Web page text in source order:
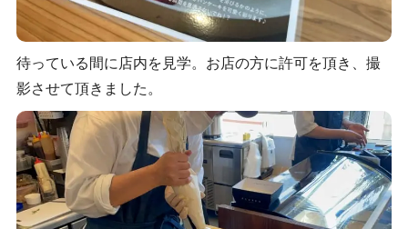
待っている間に店内を見学。お店の方に許可を頂き、撮
影させて頂きました。